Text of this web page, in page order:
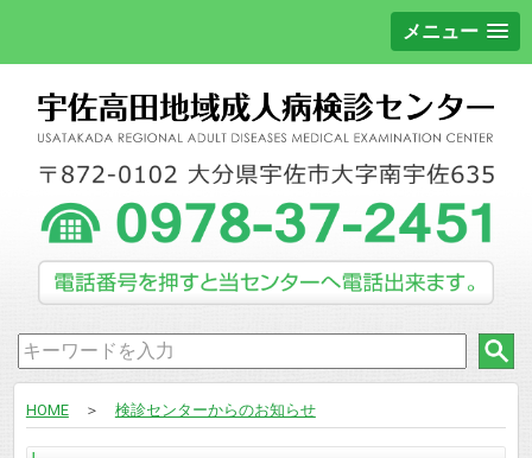
メニュー
HOME＞ 検診センターからのお知らせ